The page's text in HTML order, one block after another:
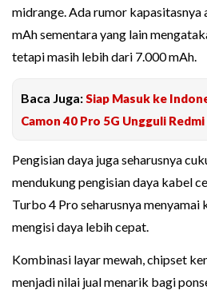
midrange. Ada rumor kapasitasnya
mAh sementara yang lain
tetapi masih lebih dari 7.000 mAh.
Baca Juga:Siap Masuk ke
Camon 40 Pro 5G Ungguli
Pengisian daya juga seharusnya
mendukung pengisian daya kabel
Turbo 4 Pro seharusnya menyamai
mengisi daya lebih cepat.
Kombinasi layar mewah, chipset
menjadi nilai jual menarik bagi